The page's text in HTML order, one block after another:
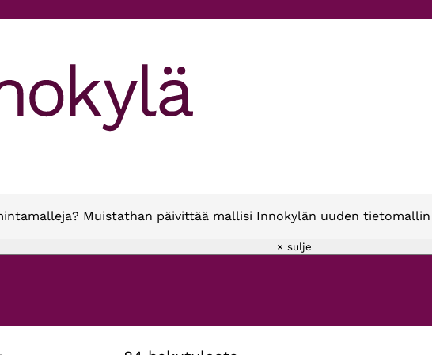
Muistathan päivittää mallisi Innokylän uuden tietomallin
× sulje